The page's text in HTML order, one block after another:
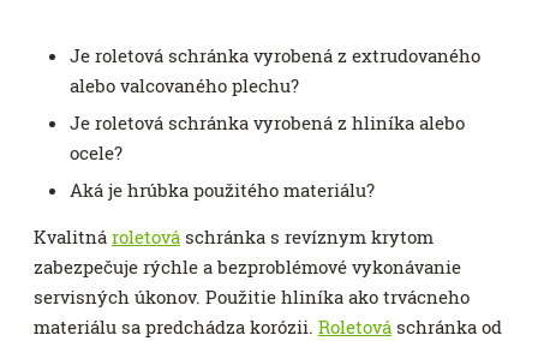
Je roletová schránka vyrobená z extrudovaného
alebo valcovaného plechu?
Je roletová schránka vyrobená z hliníka alebo
ocele?
Aká je hrúbka použitého materiálu?
Kvalitná roletová schránka s revíznym krytom
zabezpečuje rýchle a bezproblémové vykonávanie
servisných úkonov. Použitie hliníka ako trvácneho
materiálu sa predchádza korózii. Roletová schránka od